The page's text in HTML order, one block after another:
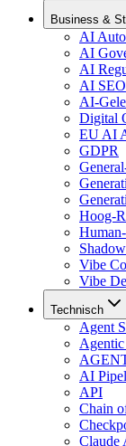
Business &
AI
AI
AI
AI SEO
AI-
Digital
EU AI
GDPR
Hoog-
Vibe
Vibe
Technisch
Agent
AI
API
Chain
Claude